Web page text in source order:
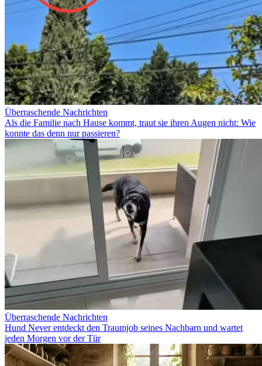
Überraschende Nachrichten
Als die Familie nach Hause kommt, traut sie ihren Augen nicht: Wie
konnte das denn nur passieren?
Überraschende Nachrichten
Hund Never entdeckt den Traumjob seines Nachbarn und wartet
jeden Morgen vor der Tür